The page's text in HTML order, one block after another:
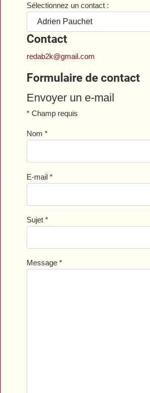
Sélectionnez un contact :
Contact
redab2k@gmail.com
Formulaire de contact
Envoyer un e-mail
* Champ requis
Nom *
E-mail *
Sujet *
Message *